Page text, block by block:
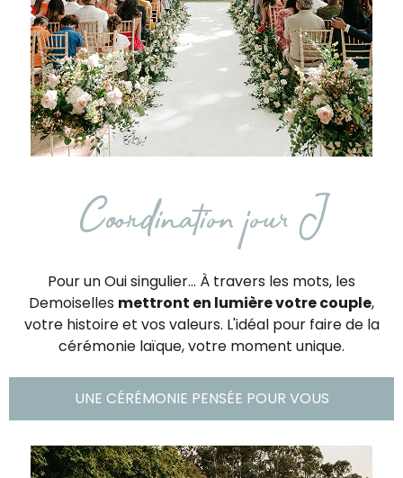
Coordination jour J
Pour un Oui singulier... À travers les mots, les
Demoiselles mettront en lumière votre couple,
votre histoire et vos valeurs. L'idéal pour faire de la
cérémonie laïque, votre moment unique.
UNE CÉRÉMONIE PENSÉE POUR VOUS